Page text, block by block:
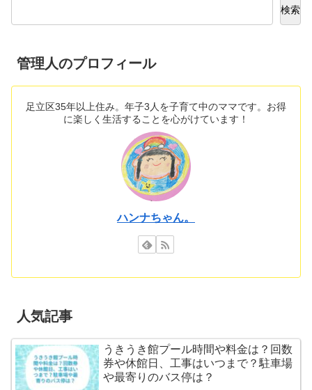
検索
管理人のプロフィール
足立区35年以上住み。年子3人を子育て中のママです。お得
に楽しく生活することを心がけています！
ハンナちゃん。
人気記事
うきうき館プール時間や料金は？回数
券や休館日、工事はいつまで？駐車場
や最寄りのバス停は？